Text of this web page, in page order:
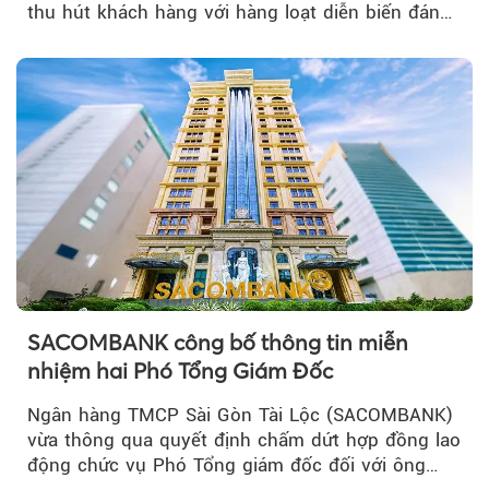
thu hút khách hàng với hàng loạt diễn biến đáng
SACOMBANK công bố thông tin miễn
nhiệm hai Phó Tổng Giám Đốc
Ngân hàng TMCP Sài Gòn Tài Lộc (SACOMBANK)
vừa thông qua quyết định chấm dứt hợp đồng lao
động chức vụ Phó Tổng giám đốc đối với ông